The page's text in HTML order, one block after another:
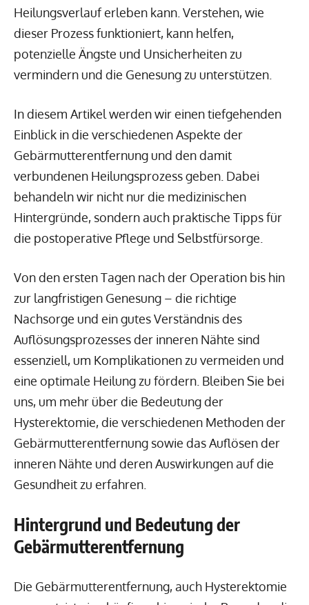
Heilungsverlauf erleben kann. Verstehen, wie
dieser Prozess funktioniert, kann helfen,
potenzielle Ängste und Unsicherheiten zu
vermindern und die Genesung zu unterstützen.
In diesem Artikel werden wir einen tiefgehenden
Einblick in die verschiedenen Aspekte der
Gebärmutterentfernung und den damit
verbundenen Heilungsprozess geben. Dabei
behandeln wir nicht nur die medizinischen
Hintergründe, sondern auch praktische Tipps für
die postoperative Pflege und Selbstfürsorge.
Von den ersten Tagen nach der Operation bis hin
zur langfristigen Genesung – die richtige
Nachsorge und ein gutes Verständnis des
Auflösungsprozesses der inneren Nähte sind
essenziell, um Komplikationen zu vermeiden und
eine optimale Heilung zu fördern. Bleiben Sie bei
uns, um mehr über die Bedeutung der
Hysterektomie, die verschiedenen Methoden der
Gebärmutterentfernung sowie das Auflösen der
inneren Nähte und deren Auswirkungen auf die
Gesundheit zu erfahren.
Hintergrund und Bedeutung der
Gebärmutterentfernung
Die Gebärmutterentfernung, auch Hysterektomie